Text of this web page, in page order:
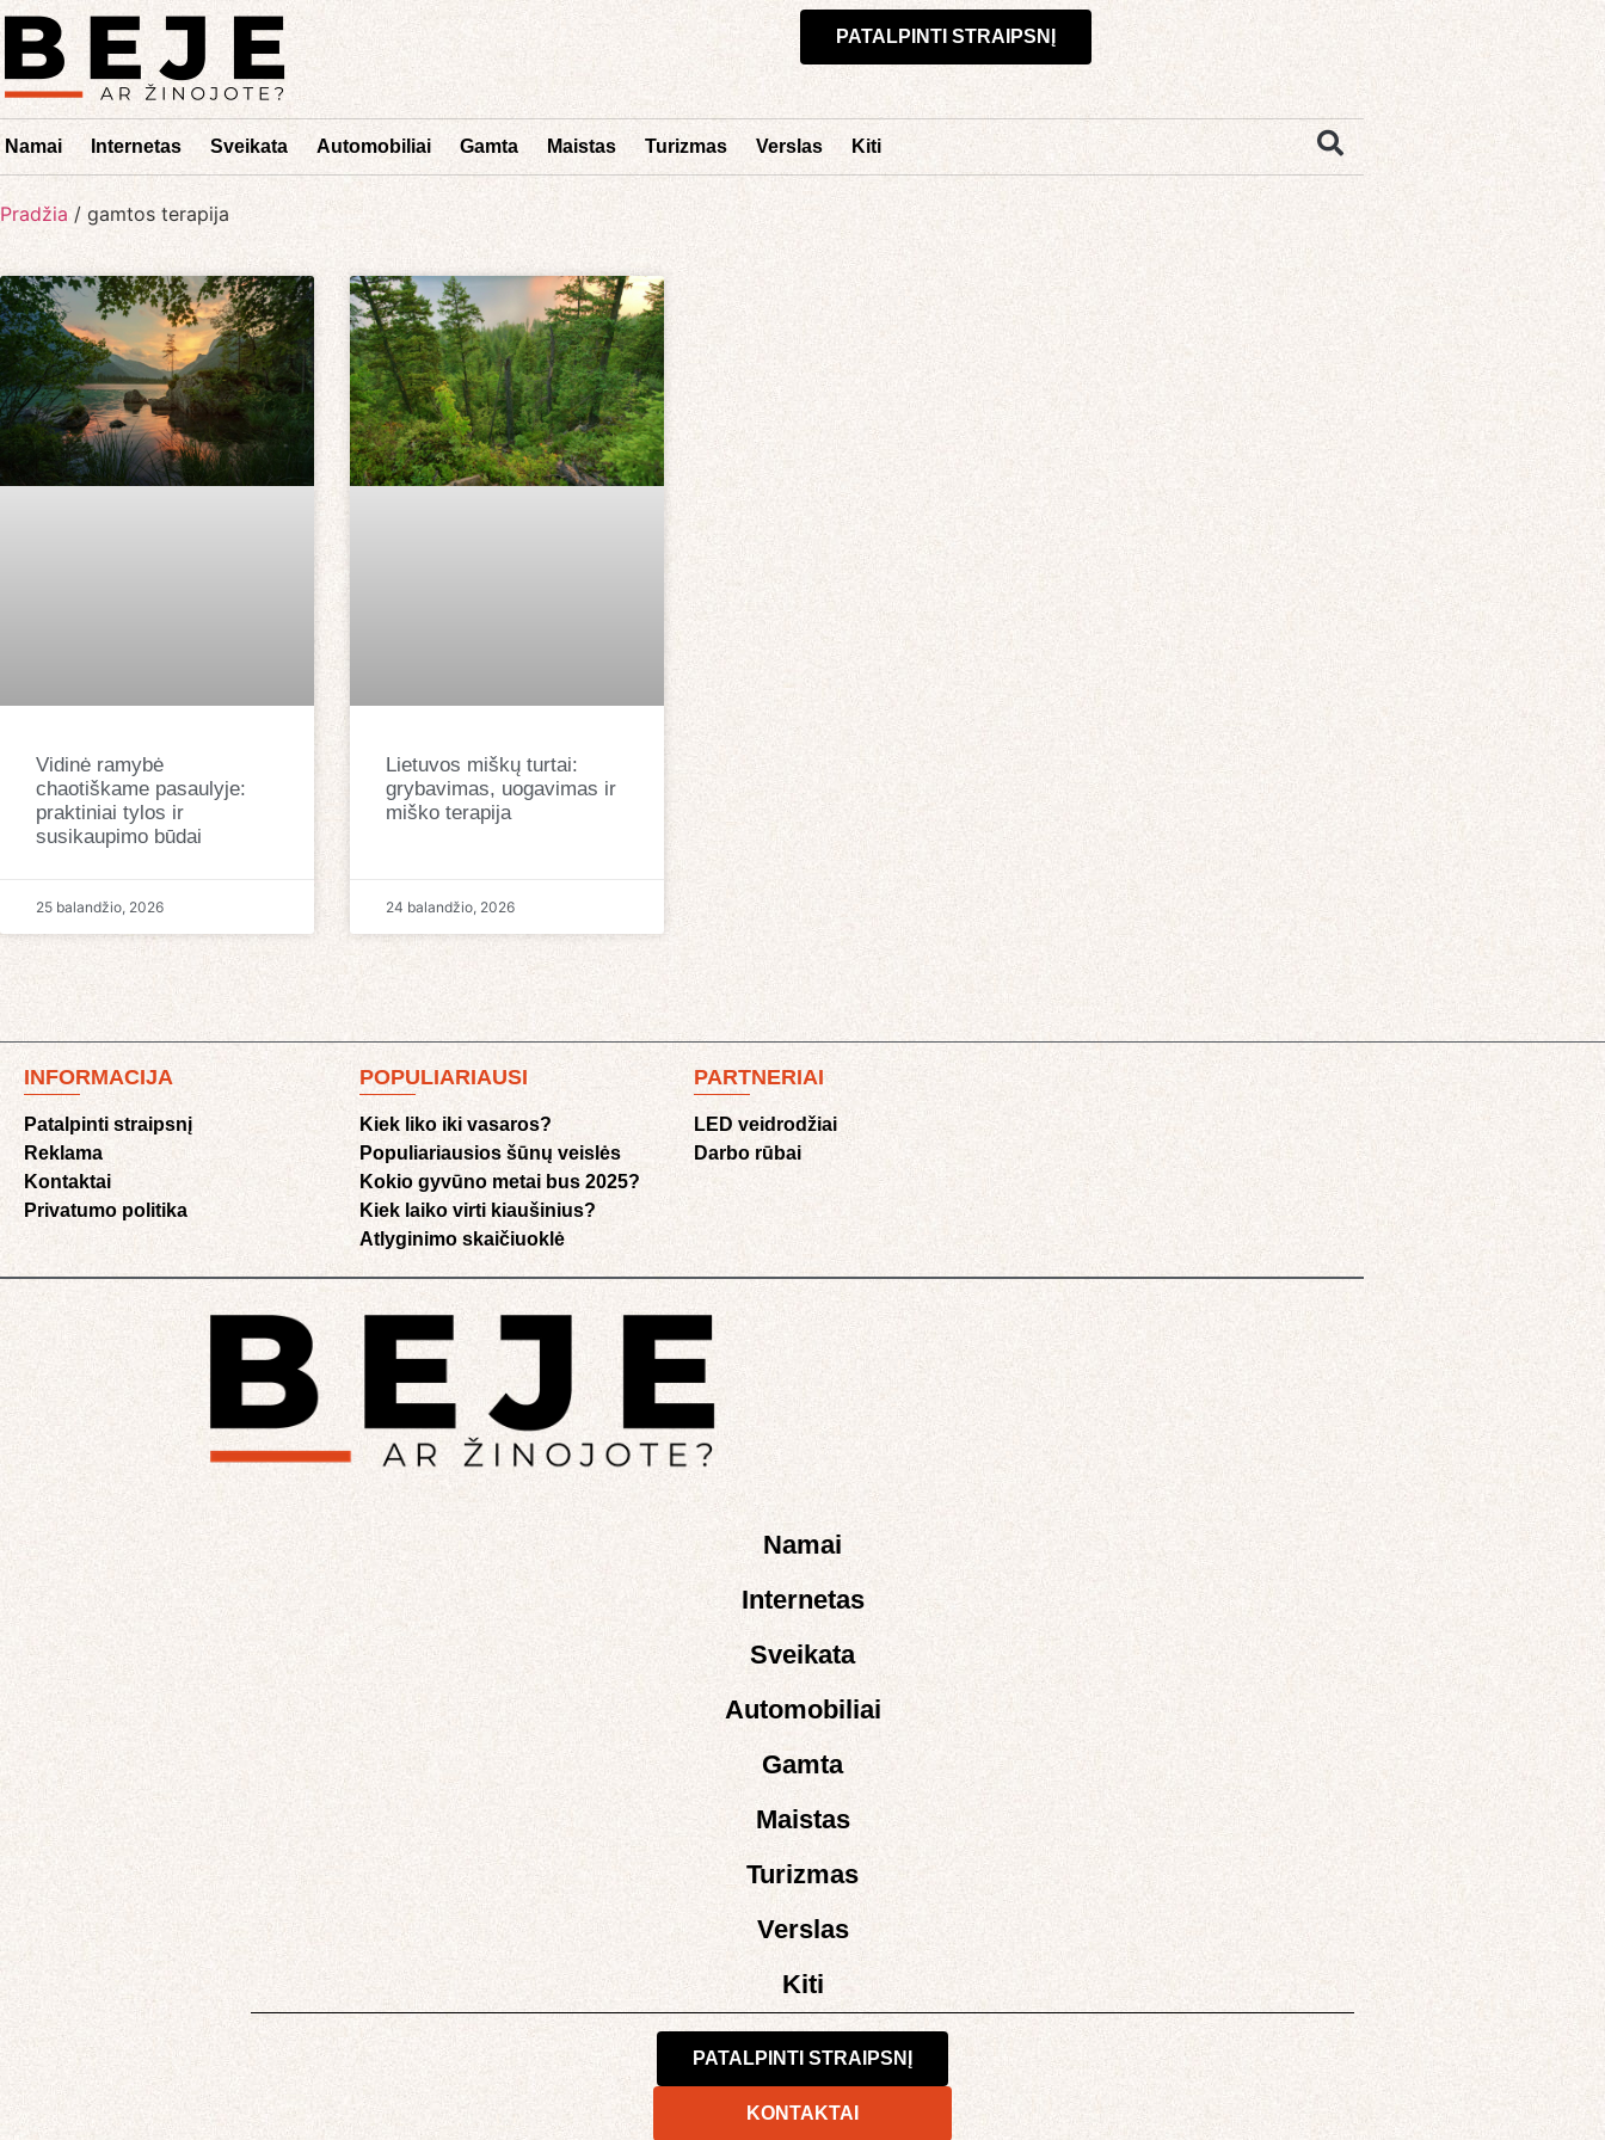
PATALPINTI STRAIPSNĮ
Namai Internetas Sveikata Automobiliai Gamta Maistas Turizmas Verslas Kiti
Pradžia / gamtos terapija
Vidinė ramybė
chaotiškame pasaulyje:
praktiniai tylos ir
susikaupimo būdai
25 balandžio, 2026
Lietuvos miškų turtai:
grybavimas, uogavimas ir
miško terapija
24 balandžio, 2026
INFORMACIJA
Patalpinti straipsnį
Reklama
Kontaktai
Privatumo politika
POPULIARIAUSI
Kiek liko iki vasaros?
Populiariausios šūnų veislės
Kokio gyvūno metai bus 2025?
Kiek laiko virti kiaušinius?
Atlyginimo skaičiuoklė​
PARTNERIAI
LED veidrodžiai
Darbo rūbai
Namai
Internetas
Sveikata
Automobiliai
Gamta
Maistas
Turizmas
Verslas
Kiti
PATALPINTI STRAIPSNĮ
KONTAKTAI